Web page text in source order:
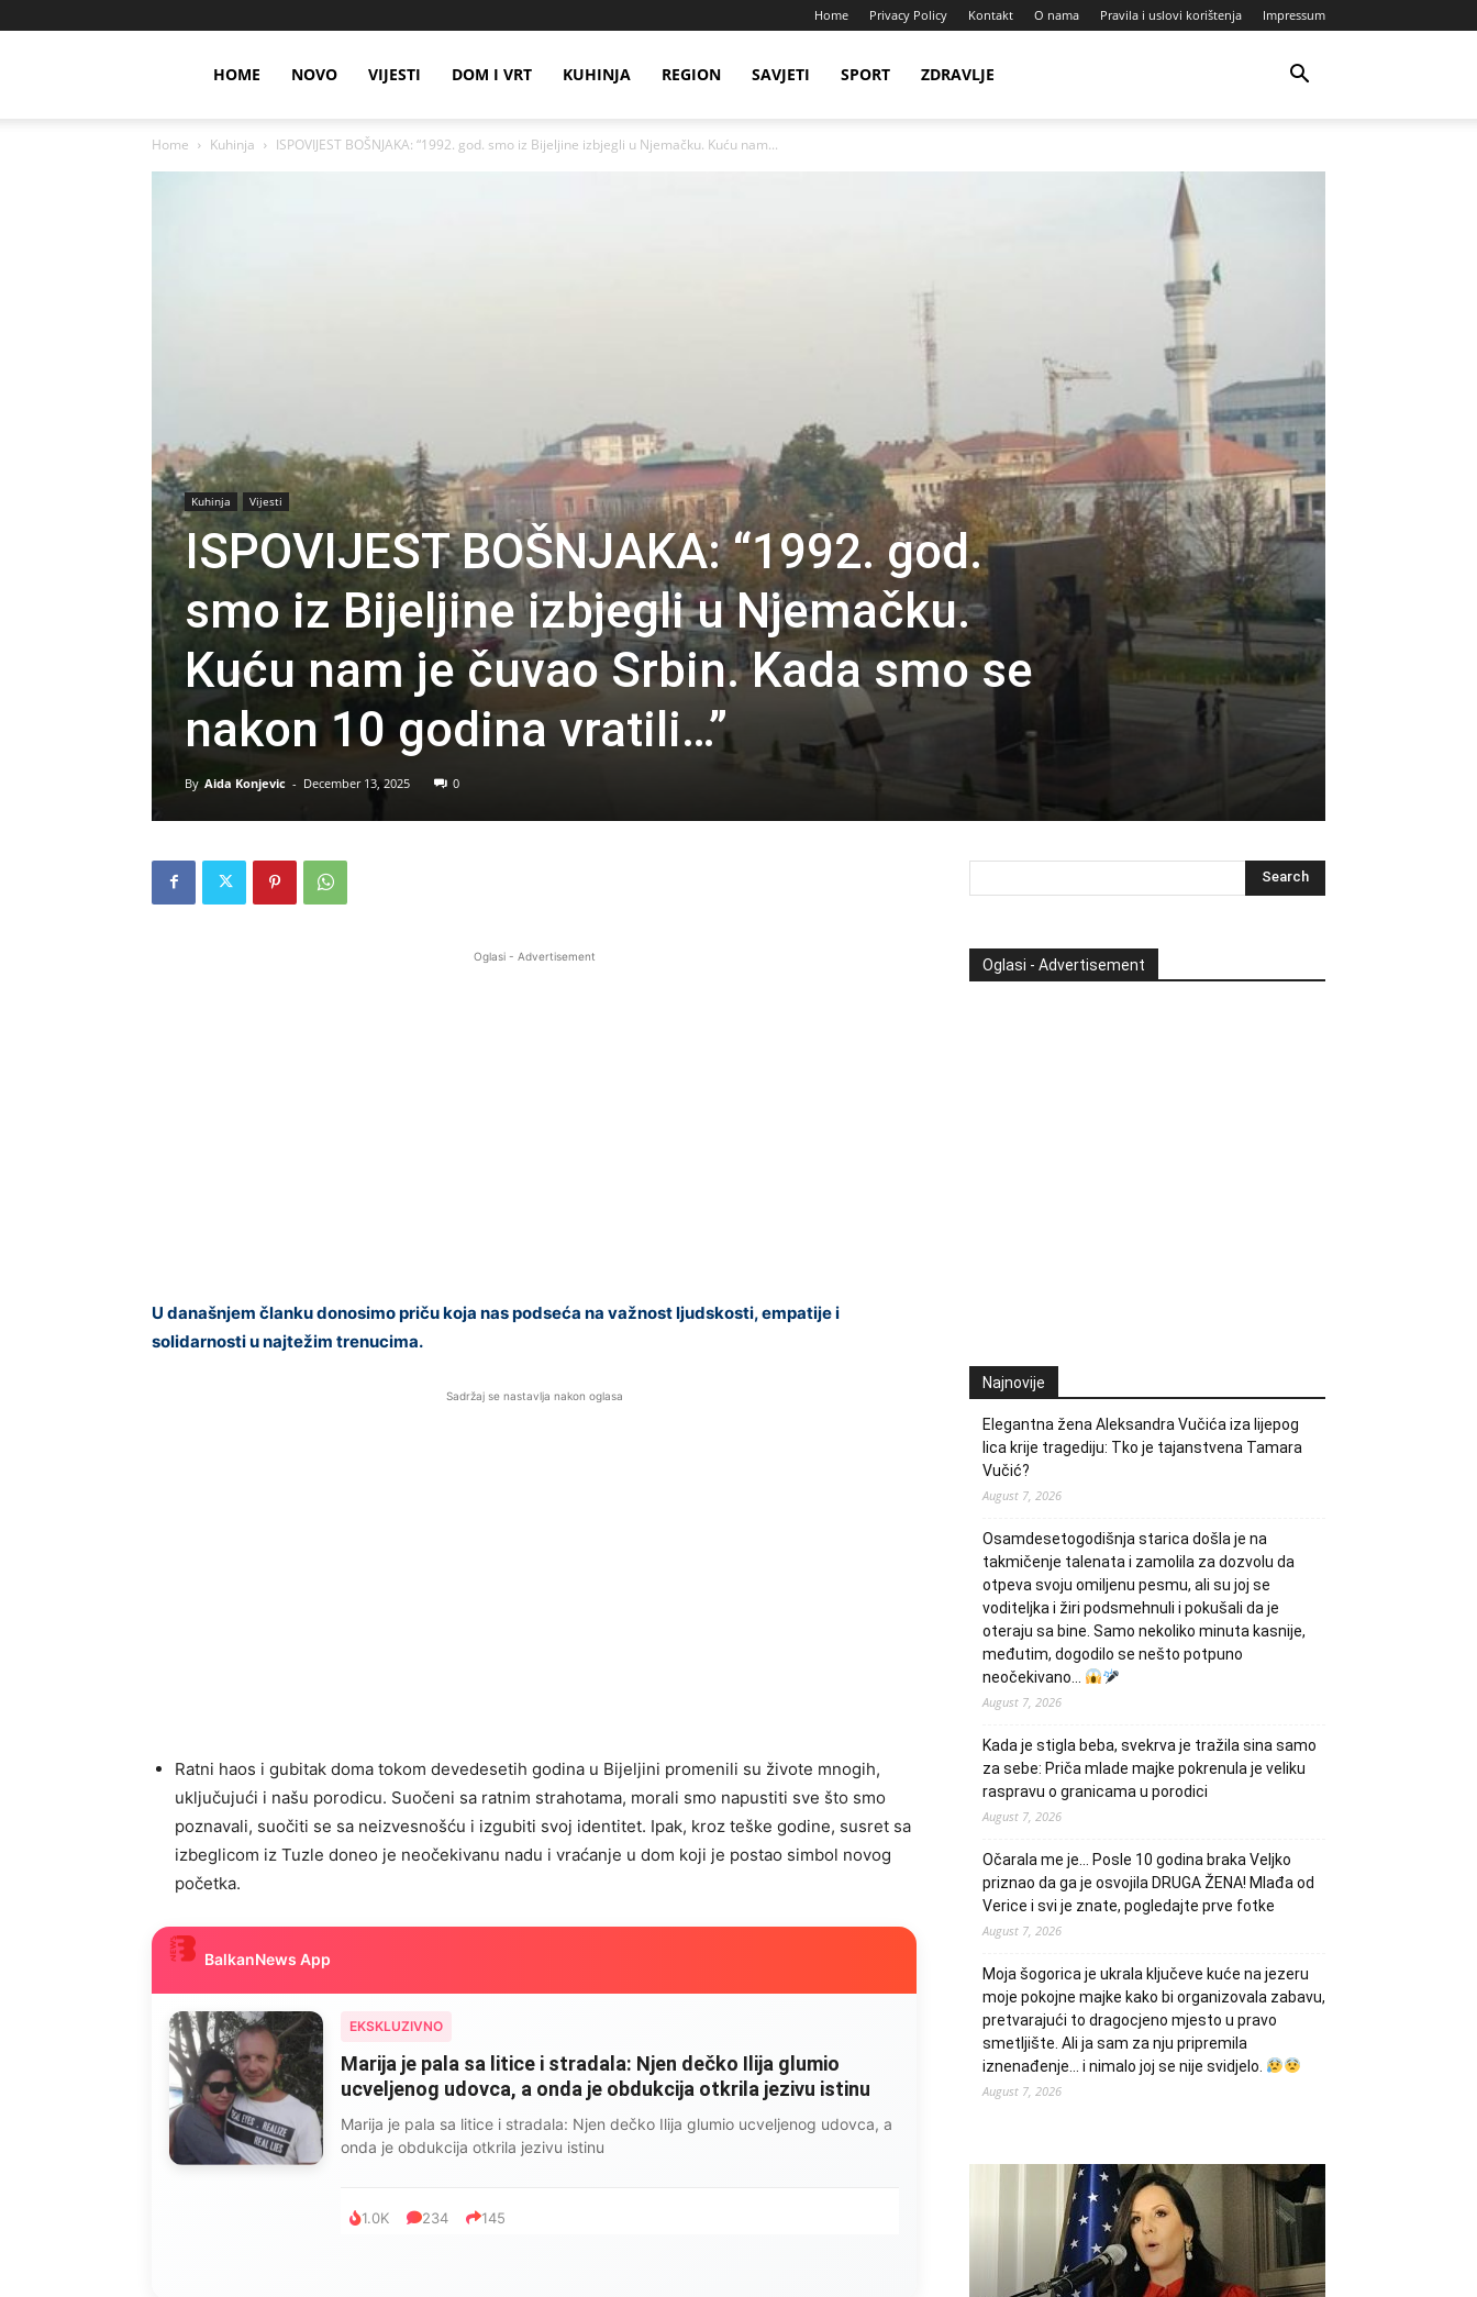
Home Privacy Policy Kontakt O nama Pravila i uslovi korištenja Impressum
HOME NOVO VIJESTI DOM I VRT KUHINJA REGION SAVJETI SPORT ZDRAVLJE
Home Kuhinja ISPOVIJEST BOŠNJAKA: “1992. god. smo iz Bijeljine izbjegli u Njemačku. Kuću nam...
Kuhinja Vijesti
ISPOVIJEST BOŠNJAKA: “1992. god.
smo iz Bijeljine izbjegli u Njemačku.
Kuću nam je čuvao Srbin. Kada smo se
nakon 10 godina vratili…”
By Aida Konjevic - December 13, 2025 0
Oglasi - Advertisement
U današnjem članku donosimo priču koja nas podseća na važnost ljudskosti, empatije i
solidarnosti u najtežim trenucima.
Sadržaj se nastavlja nakon oglasa
Ratni haos i gubitak doma tokom devedesetih godina u Bijeljini promenili su živote mnogih,
uključujući i našu porodicu. Suočeni sa ratnim strahotama, morali smo napustiti sve što smo
poznavali, suočiti se sa neizvesnošću i izgubiti svoj identitet. Ipak, kroz teške godine, susret sa
izbeglicom iz Tuzle doneo je neočekivanu nadu i vraćanje u dom koji je postao simbol novog
početka.
BalkanNews App
EKSKLUZIVNO
Marija je pala sa litice i stradala: Njen dečko Ilija glumio
ucveljenog udovca, a onda je obdukcija otkrila jezivu istinu
Marija je pala sa litice i stradala: Njen dečko Ilija glumio ucveljenog udovca, a
onda je obdukcija otkrila jezivu istinu
1.0K 234 145
Oglasi - Advertisement
Najnovije
Elegantna žena Aleksandra Vučića iza lijepog
lica krije tragediju: Tko je tajanstvena Tamara
Vučić?
August 7, 2026
Osamdesetogodišnja starica došla je na
takmičenje talenata i zamolila za dozvolu da
otpeva svoju omiljenu pesmu, ali su joj se
voditeljka i žiri podsmehnuli i pokušali da je
oteraju sa bine. Samo nekoliko minuta kasnije,
međutim, dogodilo se nešto potpuno
neočekivano…
August 7, 2026
Kada je stigla beba, svekrva je tražila sina samo
za sebe: Priča mlade majke pokrenula je veliku
raspravu o granicama u porodici
August 7, 2026
Očarala me je… Posle 10 godina braka Veljko
priznao da ga je osvojila DRUGA ŽENA! Mlađa od
Verice i svi je znate, pogledajte prve fotke
August 7, 2026
Moja šogorica je ukrala ključeve kuće na jezeru
moje pokojne majke kako bi organizovala zabavu,
pretvarajući to dragocjeno mjesto u pravo
smetljište. Ali ja sam za nju pripremila
iznenađenje… i nimalo joj se nije svidjelo.
August 7, 2026